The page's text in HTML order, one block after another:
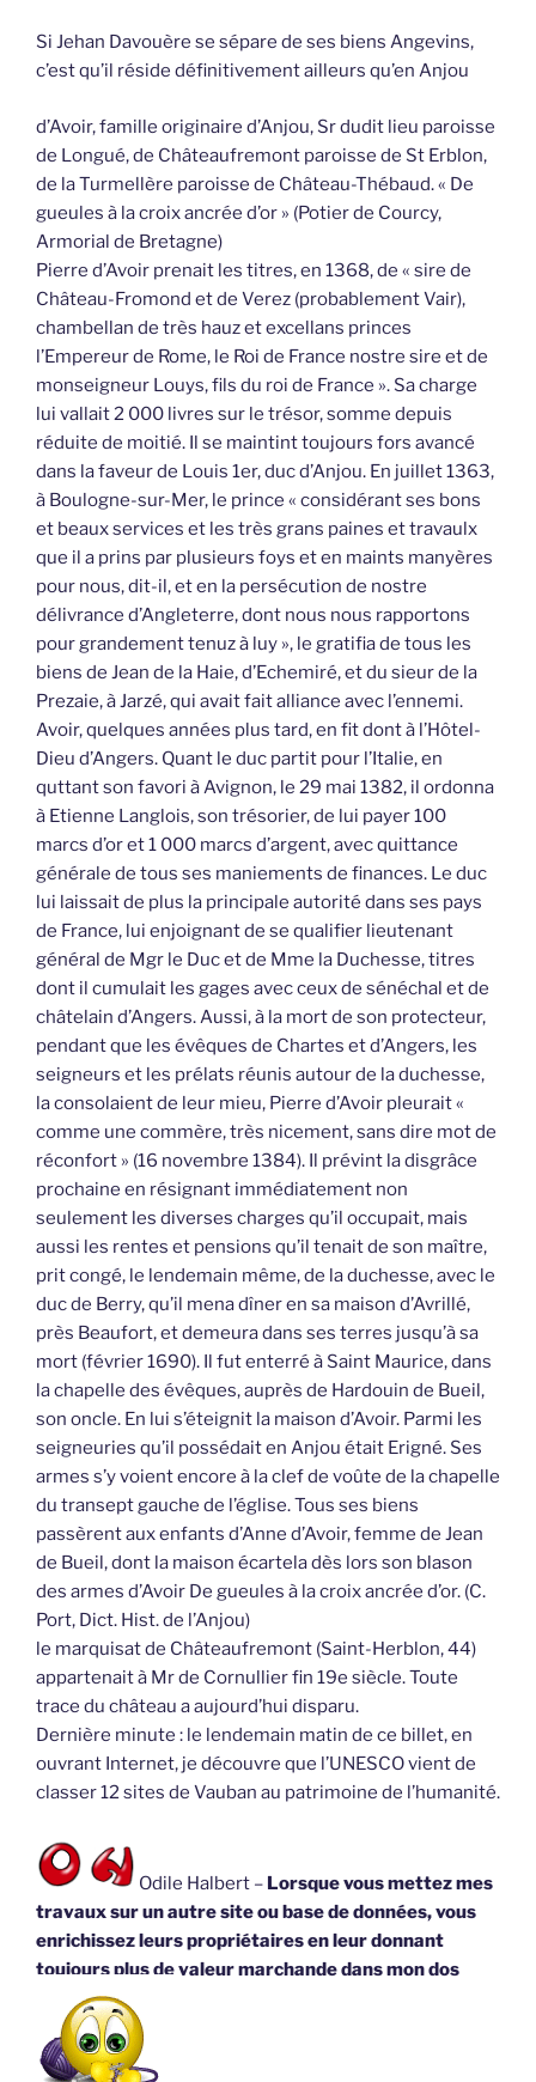
Si Jehan Davouère se sépare de ses biens Angevins,
c’est qu’il réside définitivement ailleurs qu’en Anjou
d’Avoir, famille originaire d’Anjou, Sr dudit lieu paroisse
de Longué, de Châteaufremont paroisse de St Erblon,
de la Turmellère paroisse de Château-Thébaud. « De
gueules à la croix ancrée d’or » (Potier de Courcy,
Armorial de Bretagne)
Pierre d’Avoir prenait les titres, en 1368, de « sire de
Château-Fromond et de Verez (probablement Vair),
chambellan de très hauz et excellans princes
l’Empereur de Rome, le Roi de France nostre sire et de
monseigneur Louys, fils du roi de France ». Sa charge
lui vallait 2 000 livres sur le trésor, somme depuis
réduite de moitié. Il se maintint toujours fors avancé
dans la faveur de Louis 1er, duc d’Anjou. En juillet 1363,
à Boulogne-sur-Mer, le prince « considérant ses bons
et beaux services et les très grans paines et travaulx
que il a prins par plusieurs foys et en maints manyères
pour nous, dit-il, et en la persécution de nostre
délivrance d’Angleterre, dont nous nous rapportons
pour grandement tenuz à luy », le gratifia de tous les
biens de Jean de la Haie, d’Echemiré, et du sieur de la
Prezaie, à Jarzé, qui avait fait alliance avec l’ennemi.
Avoir, quelques années plus tard, en fit dont à l’Hôtel-
Dieu d’Angers. Quant le duc partit pour l’Italie, en
quttant son favori à Avignon, le 29 mai 1382, il ordonna
à Etienne Langlois, son trésorier, de lui payer 100
marcs d’or et 1 000 marcs d’argent, avec quittance
générale de tous ses maniements de finances. Le duc
lui laissait de plus la principale autorité dans ses pays
de France, lui enjoignant de se qualifier lieutenant
général de Mgr le Duc et de Mme la Duchesse, titres
dont il cumulait les gages avec ceux de sénéchal et de
châtelain d’Angers. Aussi, à la mort de son protecteur,
pendant que les évêques de Chartes et d’Angers, les
seigneurs et les prélats réunis autour de la duchesse,
la consolaient de leur mieu, Pierre d’Avoir pleurait «
comme une commère, très nicement, sans dire mot de
réconfort » (16 novembre 1384). Il prévint la disgrâce
prochaine en résignant immédiatement non
seulement les diverses charges qu’il occupait, mais
aussi les rentes et pensions qu’il tenait de son maître,
prit congé, le lendemain même, de la duchesse, avec le
duc de Berry, qu’il mena dîner en sa maison d’Avrillé,
près Beaufort, et demeura dans ses terres jusqu’à sa
mort (février 1690). Il fut enterré à Saint Maurice, dans
la chapelle des évêques, auprès de Hardouin de Bueil,
son oncle. En lui s’éteignit la maison d’Avoir. Parmi les
seigneuries qu’il possédait en Anjou était Erigné. Ses
armes s’y voient encore à la clef de voûte de la chapelle
du transept gauche de l’église. Tous ses biens
passèrent aux enfants d’Anne d’Avoir, femme de Jean
de Bueil, dont la maison écartela dès lors son blason
des armes d’Avoir De gueules à la croix ancrée d’or. (C.
Port, Dict. Hist. de l’Anjou)
le marquisat de Châteaufremont (Saint-Herblon, 44)
appartenait à Mr de Cornullier fin 19e siècle. Toute
trace du château a aujourd’hui disparu.
Dernière minute : le lendemain matin de ce billet, en
ouvrant Internet, je découvre que l’UNESCO vient de
classer 12 sites de Vauban au patrimoine de l’humanité.
Odile Halbert – Lorsque vous mettez mes
travaux sur un autre site ou base de données, vous
enrichissez leurs propriétaires en leur donnant
toujours plus de valeur marchande dans mon dos